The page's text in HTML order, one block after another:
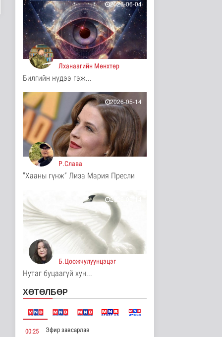
5 цаг 59 минутын өмнө
COP17-ын зочид,
төлөөлөгчдөд үйлчлэх
250 орчим ж..
Нийгэм
6 цаг 20 минутын өмнө
Шатахууны нөөцийг
доголдлыг арилгах..
Нийгэм
6 цаг 24 минутын өмнө
Нийслэлийн иргэдийн
Төлөөлөгчдийн Хурлын
Ээлжит ..
Нийгэм
7 цаг 30 минутын өмнө
сэрэмжтэй байхыг
анхааруулж байна
Байгаль орчин
7 цаг 45 минутын өмнө
Цагдаагийн
байгууллагын 102
тусгай дугаарт гэмт ..
Нийгэм
7 цаг 55 минутын өмнө
Cпорт
2026-06-04
Лханаагийн Мөнхтөр
Билгийн нүдээ гэж...
2026-05-14
Р.Слава
"Хааны гүнж” Лиза Мария Пресли
2026-05-14
Б.Цоожчулуунцэцэг
Нутаг буцаагүй хун...
ХӨТӨЛБӨР
00:25 Эфир завсарлав